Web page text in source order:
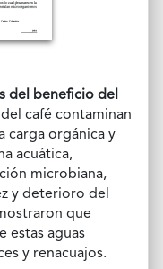
del beneficio del
café contaminan
carga orgánica y
acuática,
microbiana,
y deterioro del
que
estas aguas
y renacuajos.